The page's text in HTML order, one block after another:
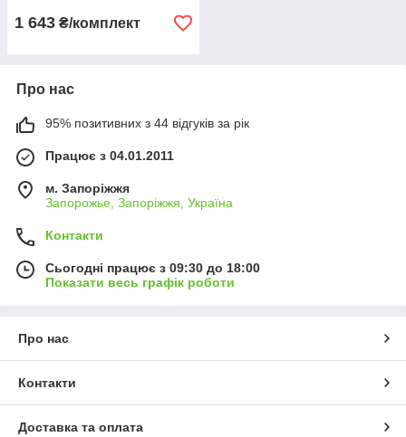
1 643 ₴/комплект
Про нас
95% позитивних з 44 відгуків за рік
Працює з 04.01.2011
м. Запоріжжя
Запорожье, Запоріжжя, Україна
Контакти
Сьогодні працює з 09:30 до 18:00
Показати весь графік роботи
Про нас
Контакти
Доставка та оплата